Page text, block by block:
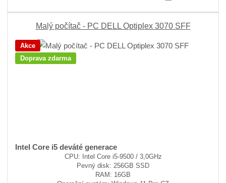
Malý počítač - PC DELL Optiplex 3070 SFF
Akce
Doprava zdarma
Intel Core i5 deváté generace
CPU: Intel Core i5-9500 / 3,0GHz
Pevný disk: 256GB SSD
RAM: 16GB